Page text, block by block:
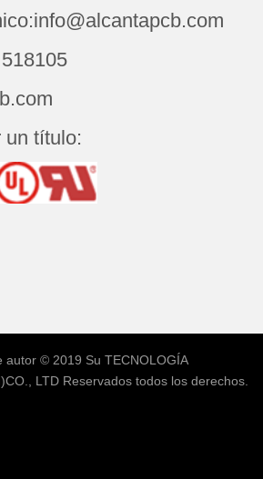
un título:
autor © 2019 SuTECNOLOGÍA
LTDReservados todos los derechos.